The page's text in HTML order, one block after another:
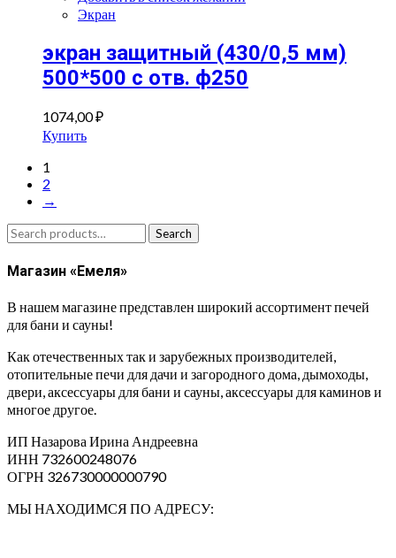
Экран
экран защитный (430/0,5 мм)
500*500 с отв. ф250
1074,00₽
Купить
1
2
→
Search
for:
Search
Магазин «Емеля»
В нашем магазине представлен широкий ассортимент печей
для бани и сауны!
Как отечественных так и зарубежных производителей,
отопительные печи для дачи и загородного дома, дымоходы,
двери, аксессуары для бани и сауны, аксессуары для каминов и
многое другое.
ИП Назарова Ирина Андреевна⁠
ИНН 732600248076
ОГРН 326730000000790
МЫ НАХОДИМСЯ ПО АДРЕСУ: